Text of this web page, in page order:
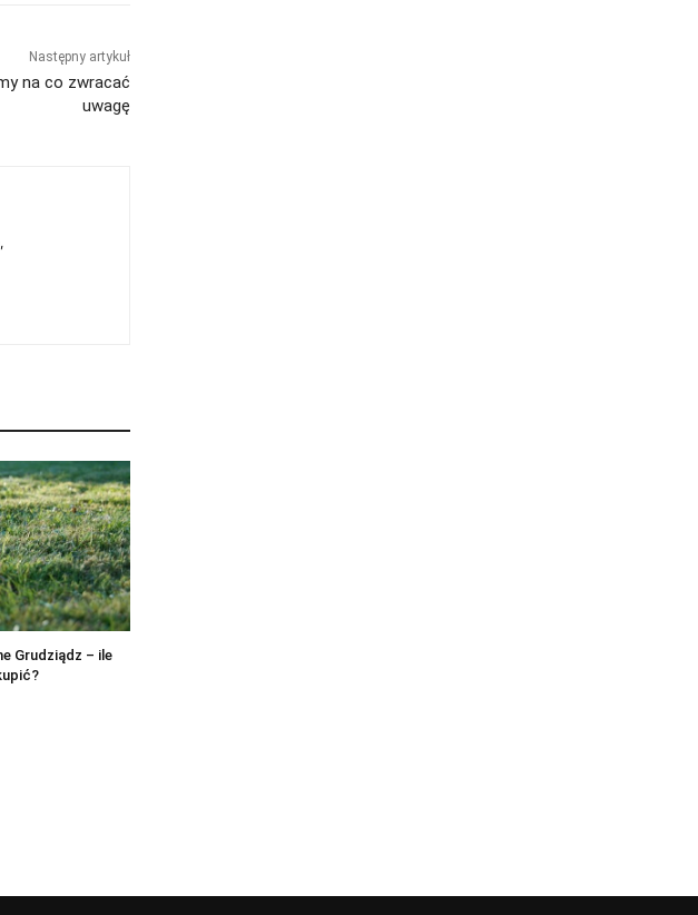
Następny artykuł
na co zwracać
uwagę
Grudziądz – ile